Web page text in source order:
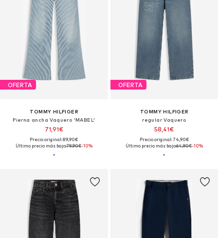
OFERTA
TOMMY HILFIGER
Pierna ancha Vaquero 'MABEL'
71,91€
Precio original: 89,90€
Último precio más bajo:79,90€-10%
OFERTA
TOMMY HILFIGER
regular Vaquero
58,41€
Precio original: 74,90€
Último precio más bajo:64,90€-10%